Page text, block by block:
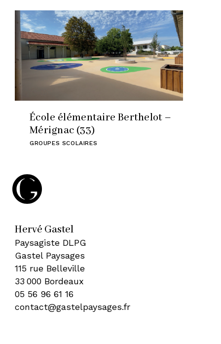
École élémentaire Berthelot –
Mérignac (33)
GROUPES SCOLAIRES
Hervé Gastel
Paysagiste DLPG
Gastel Paysages
115 rue Belleville
33 000 Bordeaux
05 56 96 61 16
contact@gastelpaysages.fr